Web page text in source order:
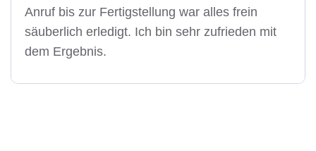
Anruf bis zur Fertigstellung war alles frein
säuberlich erledigt. Ich bin sehr zufrieden mit
dem Ergebnis.